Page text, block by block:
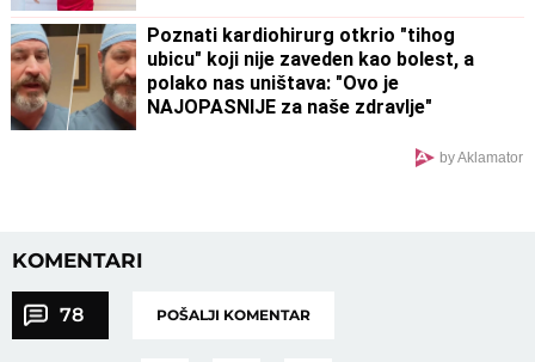
Poznati kardiohirurg otkrio "tihog
ubicu" koji nije zaveden kao bolest, a
polako nas uništava: "Ovo je
NAJOPASNIJE za naše zdravlje"
by Aklamator
KOMENTARI
78 POŠALJI KOMENTAR